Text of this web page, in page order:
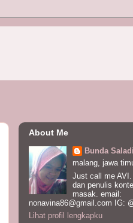
About Me
Bunda
malang, jawa
Just call me
dan penulis
masak. email:
nonavina86@gmail.com IG:
Lihat profil lengkapku